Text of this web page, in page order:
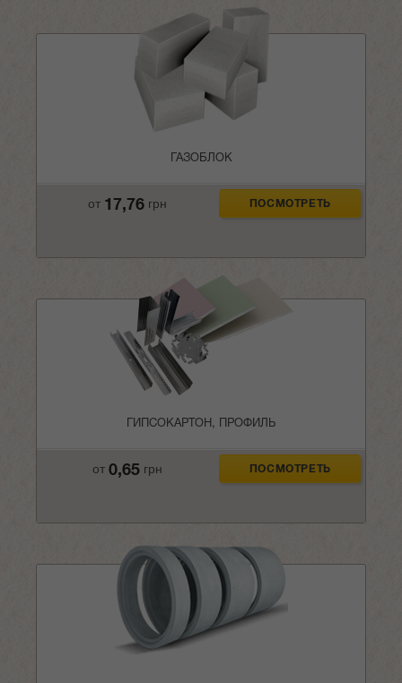
ГАЗОБЛОК
от 17,76 грн ПОСМОТРЕТЬ
ГИПСОКАРТОН, ПРОФИЛЬ
от0,65 грн ПОСМОТРЕТЬ